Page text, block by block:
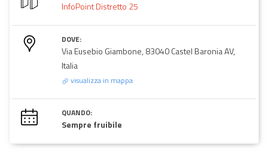
InfoPoint Distretto 25
DOVE:
Via Eusebio Giambone, 83040 Castel Baronia AV,
Italia
visualizza in mappa
QUANDO:
Sempre fruibile